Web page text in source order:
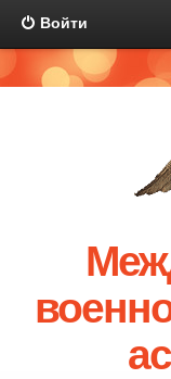
Войти